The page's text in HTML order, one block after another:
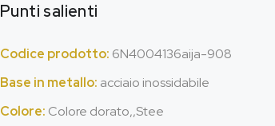
Punti salienti
Codice prodotto: 6N4004136aija-908
Base in metallo: acciaio inossidabile
Colore: Colore dorato,,Stee